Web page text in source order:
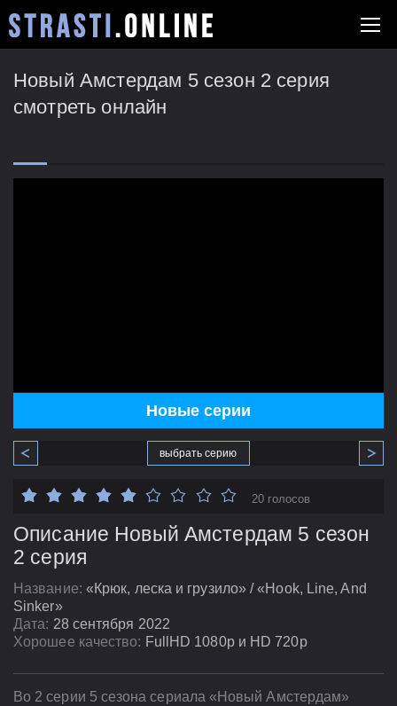
Новый Амстердам 5 сезон 2 серия
смотреть онлайн
Новые серии
выбрать серию
Описание Новый Амстердам 5 сезон
2 серия
Название: «Крюк, леска и грузило» / «Hook, Line, And
Sinker»
Дата: 28 сентября 2022
Хорошее качество: FullHD 1080p и HD 720p
20 голосов
Во 2 серии 5 сезона сериала «Новый Амстердам»